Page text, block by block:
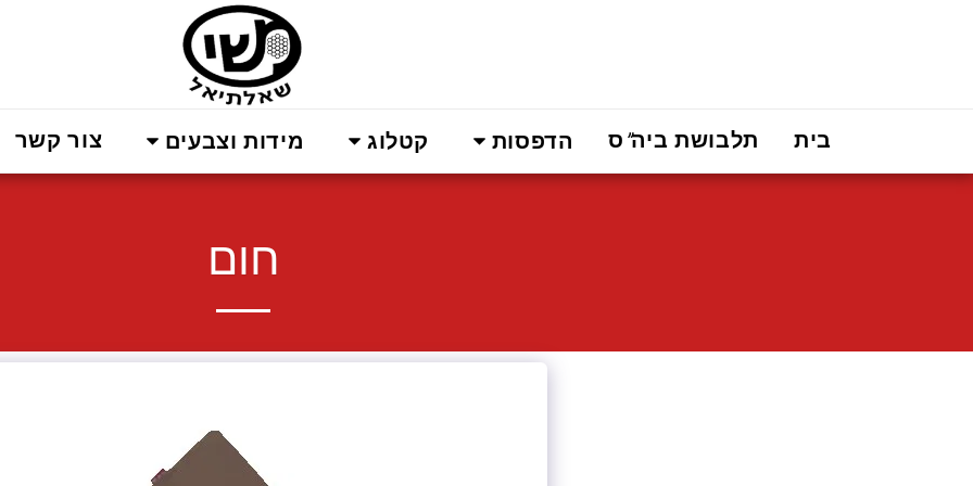
בית תלבושת ביה"ס הדפסות קטלוג מידות וצבעים צור קשר
חום